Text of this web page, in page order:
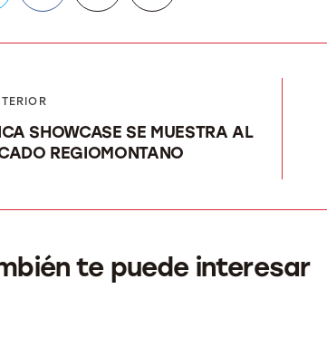
SHOWCASE SE MUESTRA AL
REGIOMONTANO
te puede interesar